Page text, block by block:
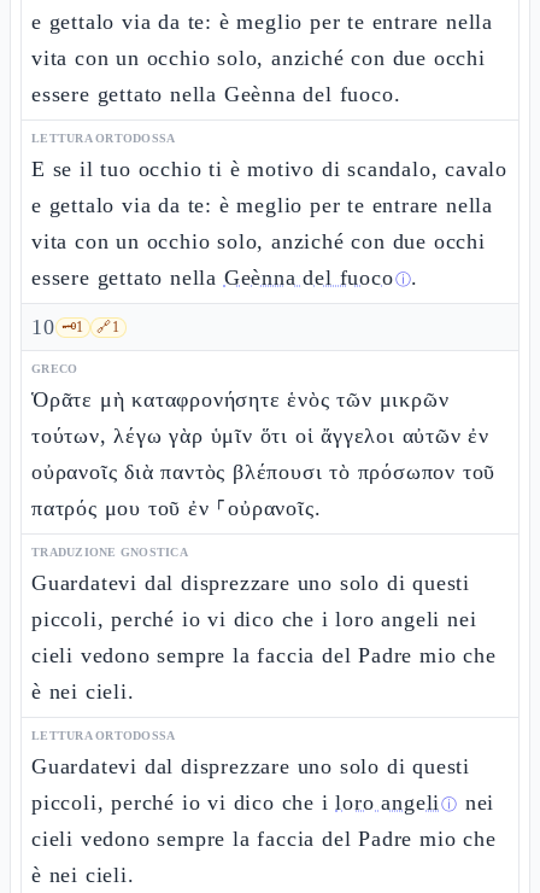
e gettalo via da te: è meglio per te entrare nella
vita con un occhio solo, anziché con due occhi
essere gettato nella Geènna del fuoco.
LETTURA ORTODOSSA
E se il tuo occhio ti è motivo di scandalo, cavalo
e gettalo via da te: è meglio per te entrare nella
vita con un occhio solo, anziché con due occhi
essere gettato nella Geènna del fuocoⓘ.
10 🗝️1 🔗1
GRECO
Ὁρᾶτε μὴ καταφρονήσητε ἑνὸς τῶν μικρῶν
τούτων, λέγω γὰρ ὑμῖν ὅτι οἱ ἄγγελοι αὐτῶν ἐν
οὐρανοῖς διὰ παντὸς βλέπουσι τὸ πρόσωπον τοῦ
πατρός μου τοῦ ἐν ⸀οὐρανοῖς.
TRADUZIONE GNOSTICA
Guardatevi dal disprezzare uno solo di questi
piccoli, perché io vi dico che i loro angeli nei
cieli vedono sempre la faccia del Padre mio che
è nei cieli.
LETTURA ORTODOSSA
Guardatevi dal disprezzare uno solo di questi
piccoli, perché io vi dico che iloro angeliⓘ nei
cieli vedono sempre la faccia del Padre mio che
è nei cieli.